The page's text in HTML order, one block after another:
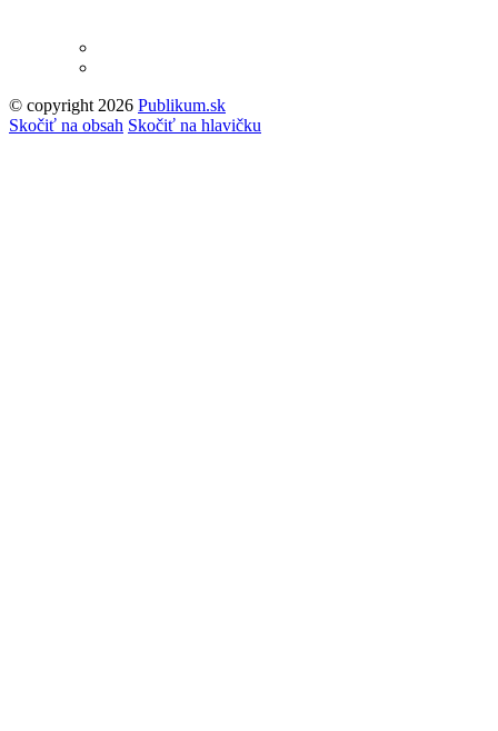
© copyright 2026 Publikum.sk
Tvorba stránok: Enjoy
Skočiť na obsah Skočiť na hlavičku